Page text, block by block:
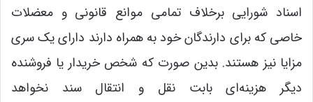
اسناد شورایی برخلاف تمامی موانع قانونی و معضلات
خاصی که برای دارندگان خود به همراه دارند دارای یک سری
مزایا نیز هستند. بدین صورت که شخص خریدار یا فروشنده
دیگر هزینه‌ای بابت نقل و انتقال سند نخواهد